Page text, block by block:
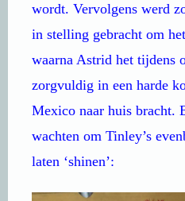
wordt. Vervolgens werd
in stelling gebracht om
waarna Astrid het tijdens
zorgvuldig in een harde
Mexico naar huis bracht.
wachten om Tinley’s
laten ‘shinen’: